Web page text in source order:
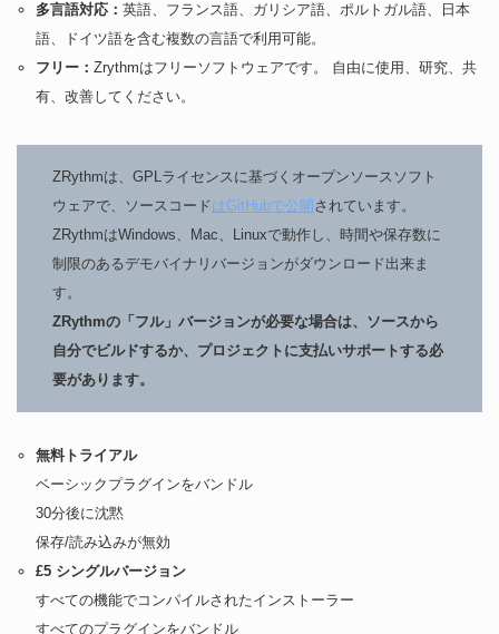
多言語対応： 英語、フランス語、ガリシア語、ポルトガル語、日本
語、ドイツ語を含む複数の言語で利用可能。
フリー： Zrythmはフリーソフトウェアです。 自由に使用、研究、共
有、改善してください。
ZRythmは、GPLライセンスに基づくオープンソースソフト
ウェアで、ソースコード はGitHubで公開 されています。
ZRythmはWindows、Mac、Linuxで動作し、時間や保存数に
制限のあるデモバイナリバージョンがダウンロード出来ま
す。
ZRythmの「フル」バージョンが必要な場合は、ソースから
自分でビルドするか、プロジェクトに支払いサポートする必
要があります。
無料トライアル
ベーシックプラグインをバンドル
30分後に沈黙
保存/読み込みが無効
£5 シングルバージョン
すべての機能でコンパイルされたインストーラー
すべてのプラグインをバンドル